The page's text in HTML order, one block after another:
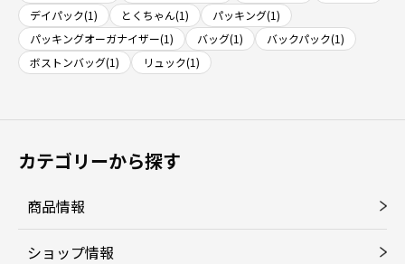
デイパック(1)
とくちゃん(1)
パッキング(1)
パッキングオーガナイザー(1)
バッグ(1)
バックパック(1)
ボストンバッグ(1)
リュック(1)
カテゴリーから探す
商品情報
ショップ情報